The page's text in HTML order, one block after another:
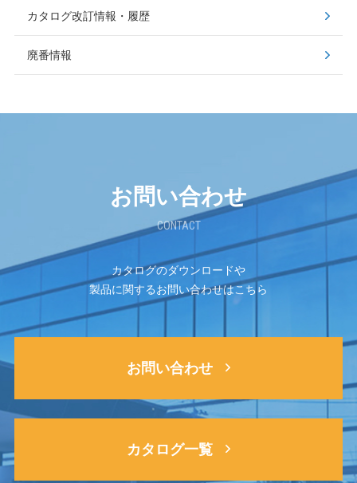
カタログ改訂情報・履歴
廃番情報
お問い合わせ
CONTACT
カタログのダウンロードや
製品に関するお問い合わせはこちら
お問い合わせ
カタログ一覧